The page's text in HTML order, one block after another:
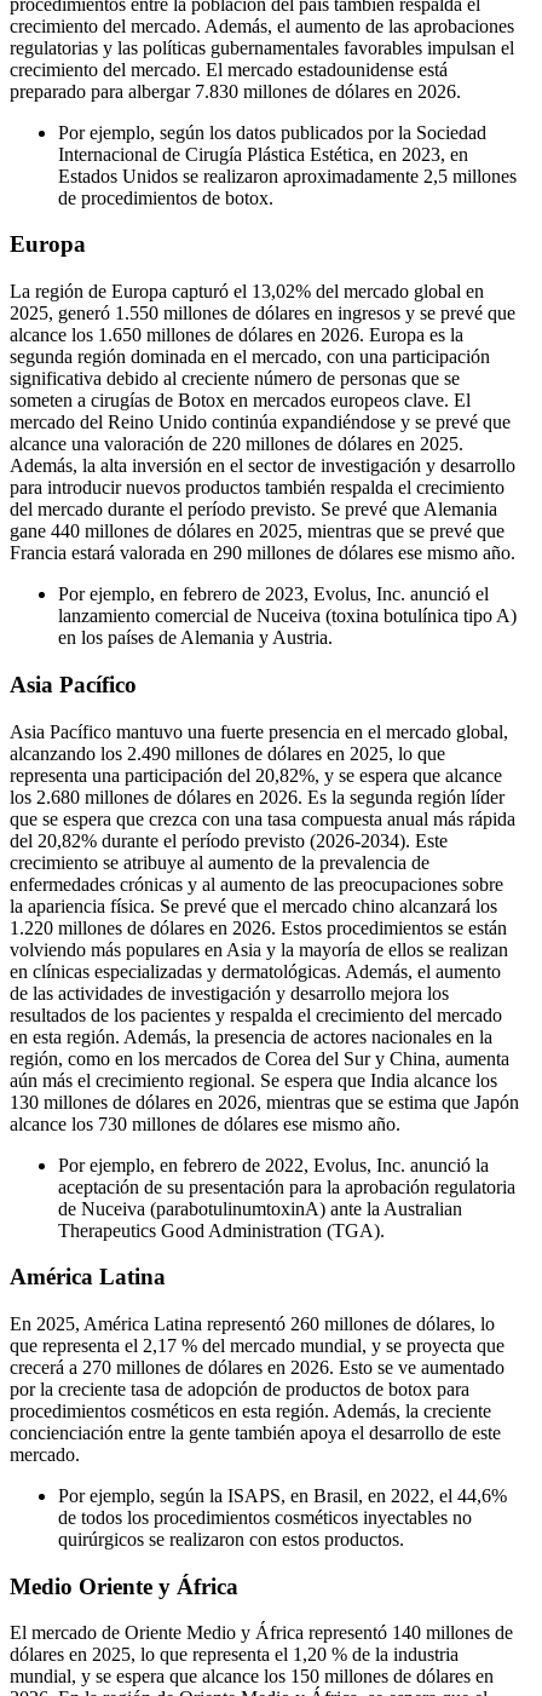
crecimiento del mercado. Además, el aumento de las aprobaciones
regulatorias y las políticas gubernamentales favorables impulsan el
crecimiento del mercado. El mercado estadounidense está
preparado para albergar 7.830 millones de dólares en 2026.
Por ejemplo, según los datos publicados por la Sociedad
Internacional de Cirugía Plástica Estética, en 2023, en
Estados Unidos se realizaron aproximadamente 2,5 millones
de procedimientos de botox.
Europa
La región de Europa capturó el 13,02% del mercado global en
2025, generó 1.550 millones de dólares en ingresos y se prevé que
alcance los 1.650 millones de dólares en 2026. Europa es la
segunda región dominada en el mercado, con una participación
significativa debido al creciente número de personas que se
someten a cirugías de Botox en mercados europeos clave. El
mercado del Reino Unido continúa expandiéndose y se prevé que
alcance una valoración de 220 millones de dólares en 2025.
Además, la alta inversión en el sector de investigación y desarrollo
para introducir nuevos productos también respalda el crecimiento
del mercado durante el período previsto. Se prevé que Alemania
gane 440 millones de dólares en 2025, mientras que se prevé que
Francia estará valorada en 290 millones de dólares ese mismo año.
Por ejemplo, en febrero de 2023, Evolus, Inc. anunció el
lanzamiento comercial de Nuceiva (toxina botulínica tipo A)
en los países de Alemania y Austria.
Asia Pacífico
Asia Pacífico mantuvo una fuerte presencia en el mercado global,
alcanzando los 2.490 millones de dólares en 2025, lo que
representa una participación del 20,82%, y se espera que alcance
los 2.680 millones de dólares en 2026. Es la segunda región líder
que se espera que crezca con una tasa compuesta anual más rápida
del 20,82% durante el período previsto (2026-2034). Este
crecimiento se atribuye al aumento de la prevalencia de
enfermedades crónicas y al aumento de las preocupaciones sobre
la apariencia física. Se prevé que el mercado chino alcanzará los
1.220 millones de dólares en 2026. Estos procedimientos se están
volviendo más populares en Asia y la mayoría de ellos se realizan
en clínicas especializadas y dermatológicas. Además, el aumento
de las actividades de investigación y desarrollo mejora los
resultados de los pacientes y respalda el crecimiento del mercado
en esta región. Además, la presencia de actores nacionales en la
región, como en los mercados de Corea del Sur y China, aumenta
aún más el crecimiento regional. Se espera que India alcance los
130 millones de dólares en 2026, mientras que se estima que Japón
alcance los 730 millones de dólares ese mismo año.
Por ejemplo, en febrero de 2022, Evolus, Inc. anunció la
aceptación de su presentación para la aprobación regulatoria
de Nuceiva (parabotulinumtoxinA) ante la Australian
Therapeutics Good Administration (TGA).
América Latina
En 2025, América Latina representó 260 millones de dólares, lo
que representa el 2,17 % del mercado mundial, y se proyecta que
crecerá a 270 millones de dólares en 2026. Esto se ve aumentado
por la creciente tasa de adopción de productos de botox para
procedimientos cosméticos en esta región. Además, la creciente
concienciación entre la gente también apoya el desarrollo de este
mercado.
Por ejemplo, según la ISAPS, en Brasil, en 2022, el 44,6%
de todos los procedimientos cosméticos inyectables no
quirúrgicos se realizaron con estos productos.
Medio Oriente y África
El mercado de Oriente Medio y África representó 140 millones de
dólares en 2025, lo que representa el 1,20 % de la industria
mundial, y se espera que alcance los 150 millones de dólares en